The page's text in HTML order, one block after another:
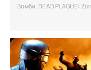
Зомби, DEAD PLAGUE: